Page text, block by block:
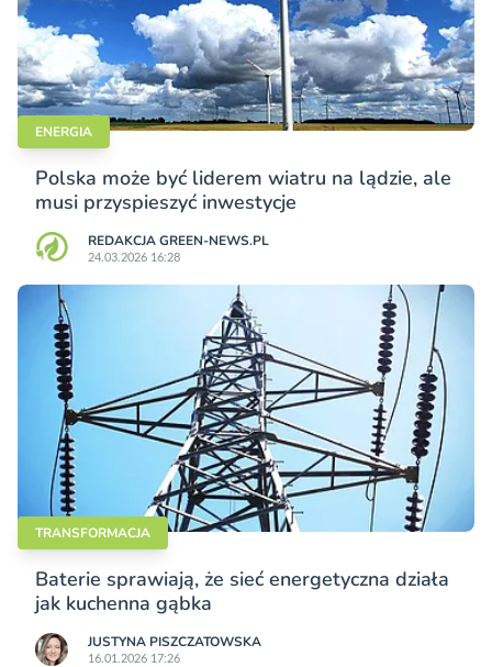
ENERGIA
Polska może być liderem wiatru na lądzie, ale
musi przyspieszyć inwestycje
REDAKCJA GREEN-NEWS.PL
24.03.2026 16:28
TRANSFORMACJA
Baterie sprawiają, że sieć energetyczna działa
jak kuchenna gąbka
JUSTYNA PISZCZATOWSKA
16.01.2026 17:26